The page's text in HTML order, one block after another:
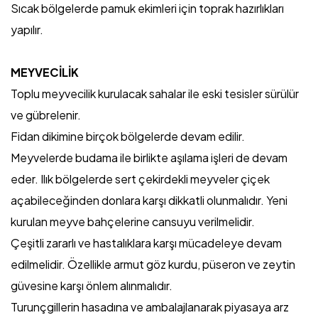
Sıcak bölgelerde pamuk ekimleri için toprak hazırlıkları
yapılır.
MEYVECİLİK
Toplu meyvecilik kurulacak sahalar ile eski tesisler sürülür
ve gübrelenir.
Fidan dikimine birçok bölgelerde devam edilir.
Meyvelerde budama ile birlikte aşılama işleri de devam
eder. Ilık bölgelerde sert çekirdekli meyveler çiçek
açabileceğinden donlara karşı dikkatli olunmalıdır. Yeni
kurulan meyve bahçelerine cansuyu verilmelidir.
Çeşitli zararlı ve hastalıklara karşı mücadeleye devam
edilmelidir. Özellikle armut göz kurdu, püseron ve zeytin
güvesine karşı önlem alınmalıdır.
Turunçgillerin hasadına ve ambalajlanarak piyasaya arz